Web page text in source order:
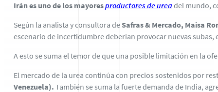
Irán es uno de los mayoresproductores de ureadel mundo,
Según la analista y consultora de Safras & Mercado, Maisa
escenario de incertidumbre deberían provocar nuevas
A esto se suma el temor de que una posible limitación en la
El mercado de la urea continúa con precios sostenidos por
Venezuela). También se suma la fuerte demanda de India,